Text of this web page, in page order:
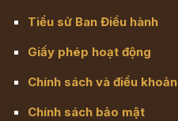
Tiểu sử Ban Điều hành
Giấy phép hoạt động
Chính sách và điều khoản
Chính sách bảo mật